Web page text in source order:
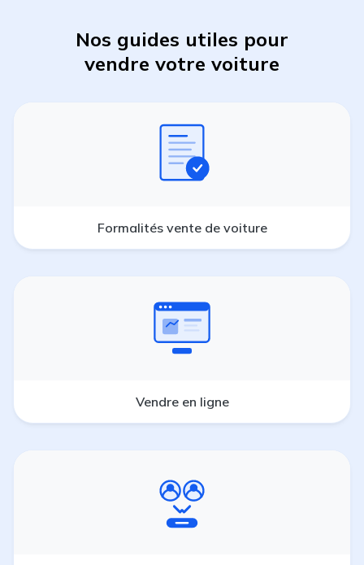
Nos guides utiles pour
vendre votre voiture
Formalités vente de voiture
Vendre en ligne